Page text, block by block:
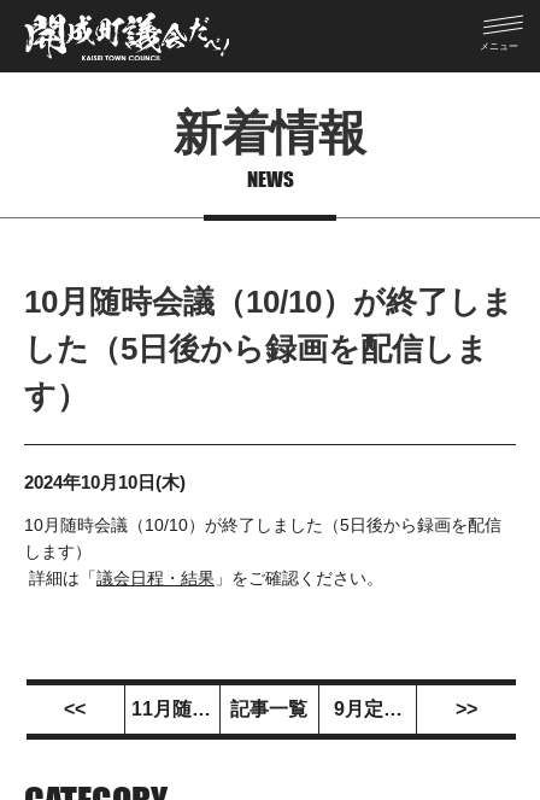
新着情報
NEWS
10月随時会議（10/10）が終了しま
した（5日後から録画を配信しま
す）
2024年10月10日(木)
10月随時会議（10/10）が終了しました（5日後から録画を配信
します）
詳細は「議会日程・結果 」をご確認ください。